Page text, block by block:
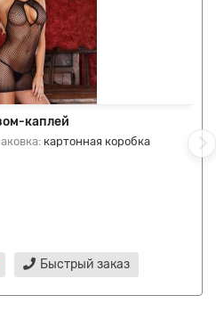
каплей
картонная коробка
Быстрый заказ